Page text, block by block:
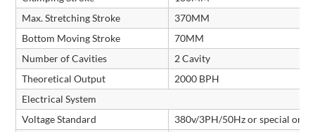
Max. Stretching Stroke
370MM
Bottom Moving Stroke
70MM
Number of Cavities
2 Cavity
Theoretical Output
2000 BPH
Electrical System
Voltage Standard
380v/3PH/50Hz or special